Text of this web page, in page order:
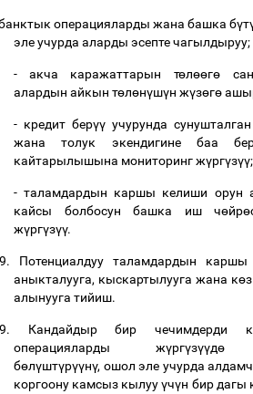
операцияларды жана башка бүт
эле учурда аларды эсепте чагылдыруу;
- акча каражаттарын төлөөгө
алардын айкын төлөнүшүн жүзөгө
- кредит берүү учурунда
жана толук экендигине баа
кайтарылышына мониторинг жүргүзүү;
- таламдардын каршы келиши
кайсы болбосун башка иш чөйрө
жүргүзүү.
Потенциалдуу таламдардын
аныкталууга, кыскартылууга жана кө
алынууга тийиш.
Кандайдыр бир чечимдерди
операцияларды жүргүзүүдө
бөлүштүрүүнү, ошол эле учурда
коргоону камсыз кылууүчүн бир дагы